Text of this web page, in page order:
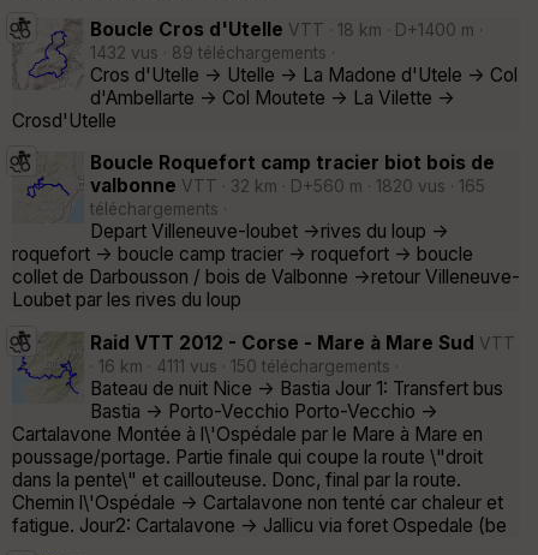
Boucle Cros d'Utelle VTT · 18 km · D+1400 m ·
1432 vus · 89 téléchargements ·
Cros d'Utelle -> Utelle -> La Madone d'Utele -> Col
d'Ambellarte -> Col Moutete -> La Vilette ->
Crosd'Utelle
Boucle Roquefort camp tracier biot bois de
valbonne VTT · 32 km · D+560 m · 1820 vus · 165
téléchargements ·
Depart Villeneuve-loubet ->rives du loup ->
roquefort -> boucle camp tracier -> roquefort -> boucle
collet de Darbousson / bois de Valbonne ->retour Villeneuve-
Loubet par les rives du loup
Raid VTT 2012 - Corse - Mare à Mare Sud VTT
· 16 km · 4111 vus · 150 téléchargements ·
Bateau de nuit Nice -> Bastia Jour 1: Transfert bus
Bastia -> Porto-Vecchio Porto-Vecchio ->
Cartalavone Montée à l\'Ospédale par le Mare à Mare en
poussage/portage. Partie finale qui coupe la route \"droit
dans la pente\" et caillouteuse. Donc, final par la route.
Chemin l\'Ospédale -> Cartalavone non tenté car chaleur et
fatigue. Jour2: Cartalavone -> Jallicu via foret Ospedale (be